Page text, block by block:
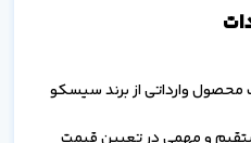
محصول وارداتی از برند سیسکو